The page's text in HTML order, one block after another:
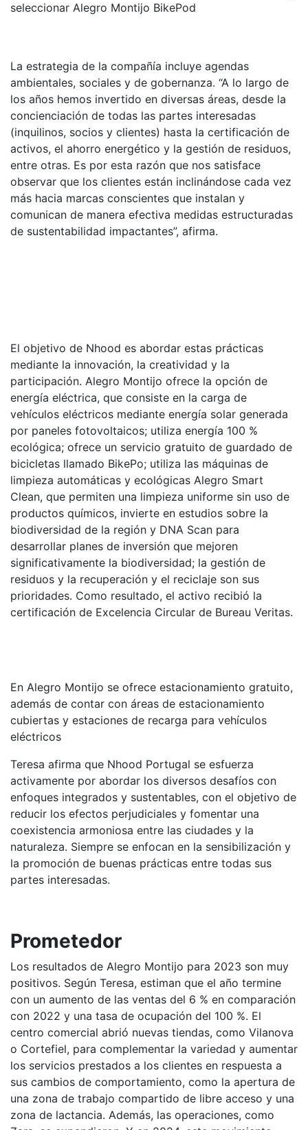
seleccionar Alegro Montijo BikePod
La estrategia de la compañía incluye agendas
ambientales, sociales y de gobernanza. “A lo largo de
los años hemos invertido en diversas áreas, desde la
concienciación de todas las partes interesadas
(inquilinos, socios y clientes) hasta la certificación de
activos, el ahorro energético y la gestión de residuos,
entre otras. Es por esta razón que nos satisface
observar que los clientes están inclinándose cada vez
más hacia marcas conscientes que instalan y
comunican de manera efectiva medidas estructuradas
de sustentabilidad impactantes”, afirma.
El objetivo de Nhood es abordar estas prácticas
mediante la innovación, la creatividad y la
participación. Alegro Montijo ofrece la opción de
energía eléctrica, que consiste en la carga de
vehículos eléctricos mediante energía solar generada
por paneles fotovoltaicos; utiliza energía 100 %
ecológica; ofrece un servicio gratuito de guardado de
bicicletas llamado BikePo; utiliza las máquinas de
limpieza automáticas y ecológicas Alegro Smart
Clean, que permiten una limpieza uniforme sin uso de
productos químicos, invierte en estudios sobre la
biodiversidad de la región y DNA Scan para
desarrollar planes de inversión que mejoren
significativamente la biodiversidad; la gestión de
residuos y la recuperación y el reciclaje son sus
prioridades. Como resultado, el activo recibió la
certificación de Excelencia Circular de Bureau Veritas.
En Alegro Montijo se ofrece estacionamiento gratuito,
además de contar con áreas de estacionamiento
cubiertas y estaciones de recarga para vehículos
eléctricos
Teresa afirma que Nhood Portugal se esfuerza
activamente por abordar los diversos desafíos con
enfoques integrados y sustentables, con el objetivo de
reducir los efectos perjudiciales y fomentar una
coexistencia armoniosa entre las ciudades y la
naturaleza. Siempre se enfocan en la sensibilización y
la promoción de buenas prácticas entre todas sus
partes interesadas.
Prometedor
Los resultados de Alegro Montijo para 2023 son muy
positivos. Según Teresa, estiman que el año termine
con un aumento de las ventas del 6 % en comparación
con 2022 y una tasa de ocupación del 100 %. El
centro comercial abrió nuevas tiendas, como Vilanova
o Cortefiel, para complementar la variedad y aumentar
los servicios prestados a los clientes en respuesta a
sus cambios de comportamiento, como la apertura de
una zona de trabajo compartido de libre acceso y una
zona de lactancia. Además, las operaciones, como